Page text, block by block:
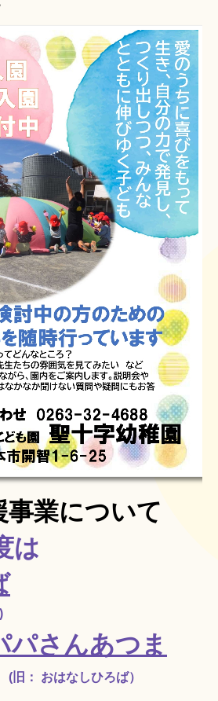
事業について
は
パさんあつま
(旧： おはなしひろば）